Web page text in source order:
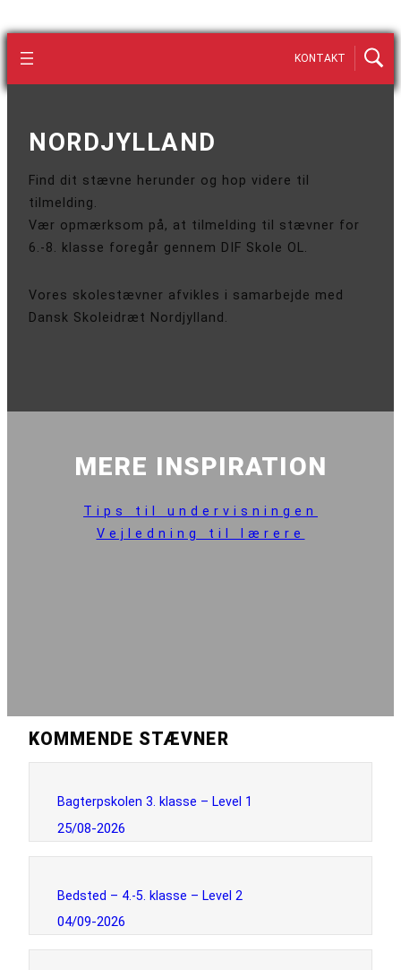
KONTAKT
NORDJYLLAND
Find dit stævne herunder og hop videre til
tilmelding.
Vær opmærksom på, at tilmelding til stævner for
6.-8. klasse foregår gennem DIF Skole OL.
Vores skolestævner afvikles i samarbejde med
Dansk Skoleidræt Nordjylland.
MERE INSPIRATION
Tips til undervisningen
Vejledning til lærere
KOMMENDE STÆVNER
Bagterpskolen 3. klasse – Level 1
25/08-2026
Bedsted – 4.-5. klasse – Level 2
04/09-2026